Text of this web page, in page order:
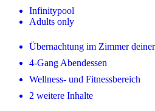
Infinitypool
Adults only
Übernachtung im Zimmer
4-Gang Abendessen
Wellness- und Fitnessbereich
2 weitere Inhalte